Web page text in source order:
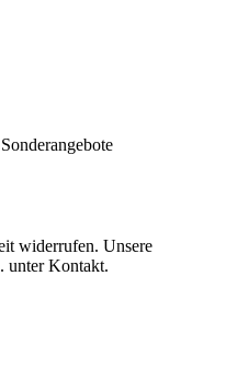
widerrufen. Unsere
unter Kontakt.